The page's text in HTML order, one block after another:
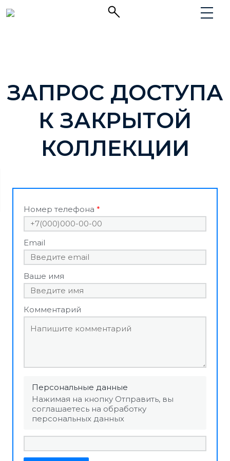
ЗАПРОС ДОСТУПА
К ЗАКРЫТОЙ
КОЛЛЕКЦИИ
Номер телефона
Email
Ваше имя
Комментарий
Персональные данные
Нажимая на кнопку Отправить, вы
соглашаетесь на обработку
персональных данных